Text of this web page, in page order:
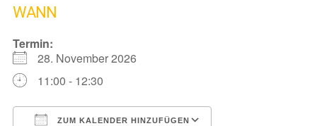
WANN
Termin:
28. November 2026
11:00 - 12:30
ZUM KALENDER HINZUFÜGEN